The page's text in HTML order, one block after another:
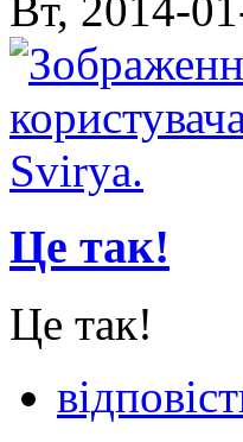
Це так!
Це так!